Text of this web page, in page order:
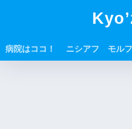
病院はココ！ ニシアフ モル